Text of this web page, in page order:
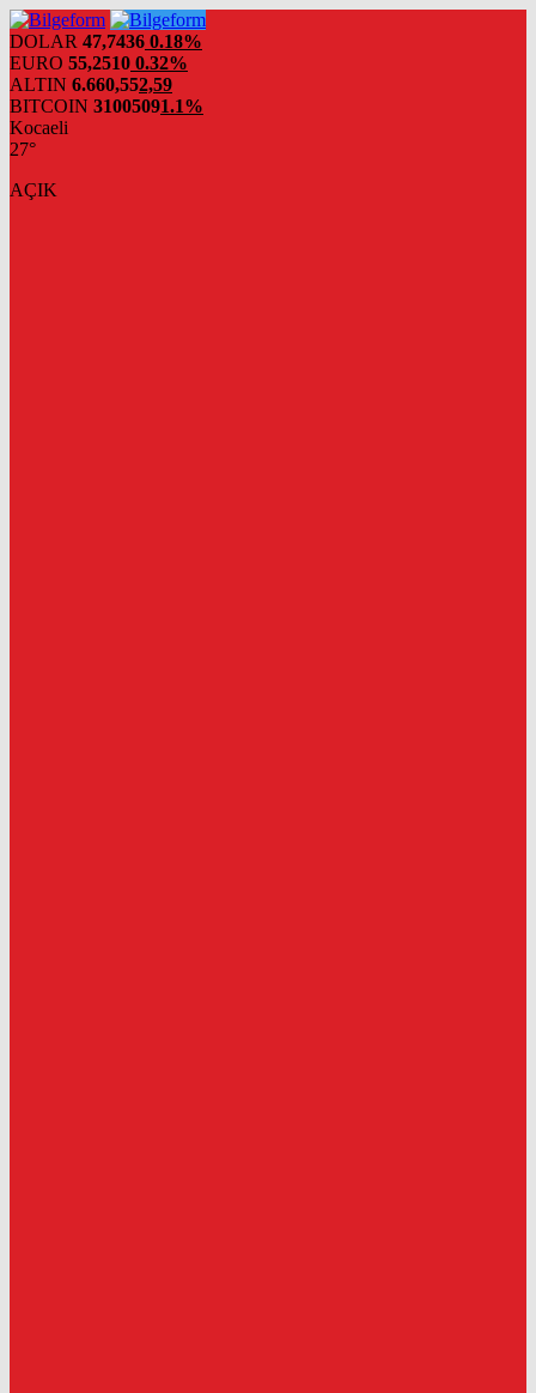
DOLAR 47,7436 0.18%
EURO 55,2510 0.32%
ALTIN 6.660,552,59
BITCOIN 31005091.1%
Kocaeli
27°
AÇIK